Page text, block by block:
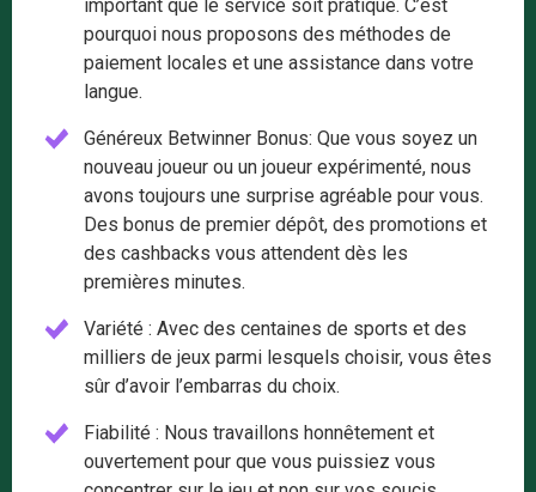
important que le service soit pratique. C’est
pourquoi nous proposons des méthodes de
paiement locales et une assistance dans votre
langue.
Généreux Betwinner Bonus: Que vous soyez un
nouveau joueur ou un joueur expérimenté, nous
avons toujours une surprise agréable pour vous.
Des bonus de premier dépôt, des promotions et
des cashbacks vous attendent dès les
premières minutes.
Variété : Avec des centaines de sports et des
milliers de jeux parmi lesquels choisir, vous êtes
sûr d’avoir l’embarras du choix.
Fiabilité : Nous travaillons honnêtement et
ouvertement pour que vous puissiez vous